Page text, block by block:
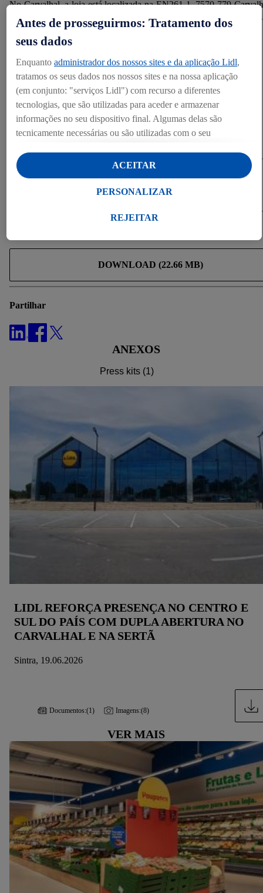
No Carvalhal, a loja está localizada na EN261‑1, 7570‑779
enquanto na Sertã fica na Rua dos Malmequeres, Lote 1. Em
lojas, o horário de funcionamento é das 8h às 21h.
Contactos
Departamento de Comunicação Corporativa
Categorias
DOWNLOAD (22.66 MB)
Partilhar
ANEXOS
Press kits (1)
LIDL REFORÇA PRESENÇA NO CENTRO E
SUL DO PAÍS COM DUPLA ABERTURA NO
CARVALHAL E NA SERTÃ
Sintra, 19.06.2026
Documentos:(1) Imagens:(8)
VER MAIS
Antes de prosseguirmos: Tratamento dos
seus dados
Enquanto administrador dos nossos sites e da aplicação Lidl,
tratamos os seus dados nos nossos sites e na nossa aplicação
(em conjunto: "serviços Lidl") com recurso a diferentes
tecnologias, que são utilizadas para aceder e armazenar
informações no seu dispositivo final. Algumas delas são
tecnicamente necessárias ou são utilizadas com o seu
estatísticas ou para publicidade personalizada dentro e fora dos
serviços Lidl. Se for membro do programa Lidl Plus, os dados
relativos ao seu comportamento de compra na loja também
Ao clicar em "Personalizar", pode autorizar finalidades de
Ao clicar em "Rejeitar", só pode autorizar a utilização das
consentir todo o tratamento para todos os fins acima indicados.
Para mais informações, incluindo sobre o prazo de
consentimento em qualquer altura, com efeitos para o futuro,
consulte a nossa
política de proteção de dados
REJEITAR
PERSONALIZAR
ACEITAR